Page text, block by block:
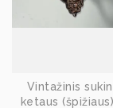
Vintažinis
ketaus